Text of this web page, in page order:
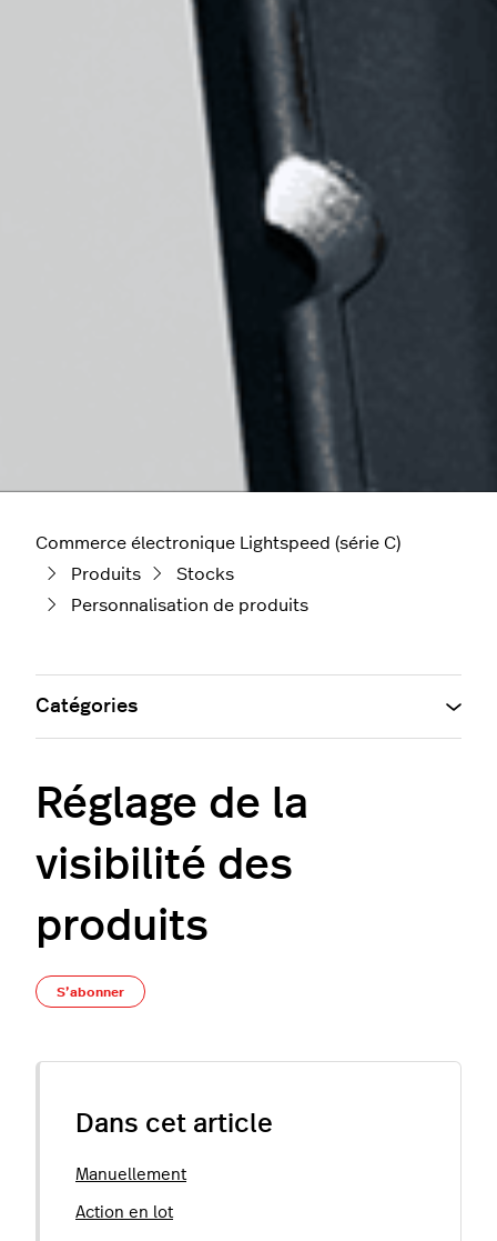
Commerce électronique Lightspeed (série C)
Produits
Stocks
Personnalisation de produits
Réglage de la
visibilité des
produits
S’abonner
Dans cet article
Manuellement
Action en lot
Catégories